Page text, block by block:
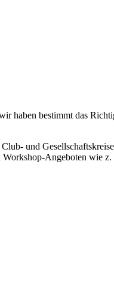
haben bestimmt das
und
Angeboten wie